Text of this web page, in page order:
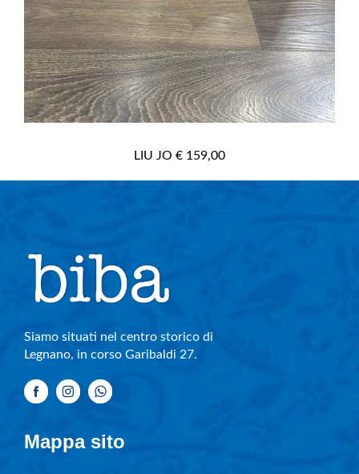
LIU JO € 159,00
Siamo situati nel centro storico di
Legnano, in corso Garibaldi 27.
Mappa sito